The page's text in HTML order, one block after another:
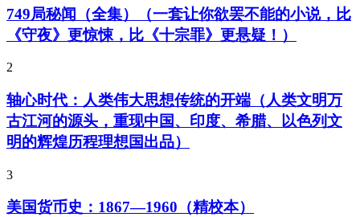
749局秘闻（全集）（一套让你欲罢不能的小说，比
《守夜》更惊悚，比《十宗罪》更悬疑！）
2
轴心时代：人类伟大思想传统的开端（人类文明万
古江河的源头，重现中国、印度、希腊、以色列文
明的辉煌历程理想国出品）
3
美国货币史：1867—1960（精校本）